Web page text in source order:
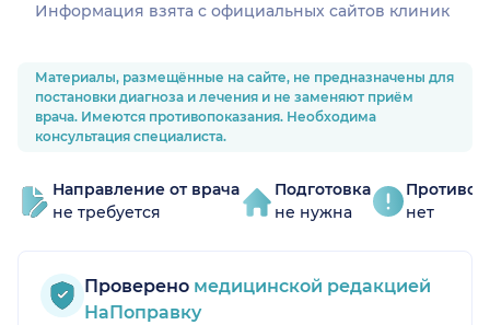
Информация взята c официальных сайтов клиник
Материалы, размещённые на сайте, не предназначены для
постановки диагноза и лечения и не заменяют приём
врача. Имеются противопоказания. Необходима
консультация специалиста.
Направление от врача
не требуется
Подготовка
не нужна
нет
Проверено медицинской редакцией
НаПоправку